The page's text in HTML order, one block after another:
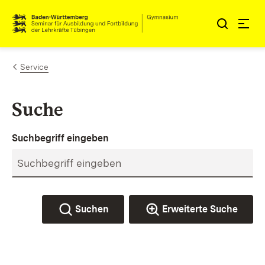
Zum Inhalt springen
Link zur Startseite
Service
Suche
Suchbegriff eingeben
Suchen Erweiterte Suche